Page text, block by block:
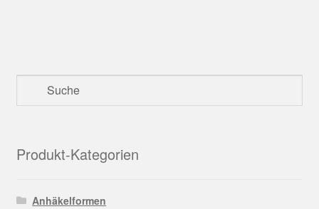
Produkt-Kategorien
Anhäkelformen